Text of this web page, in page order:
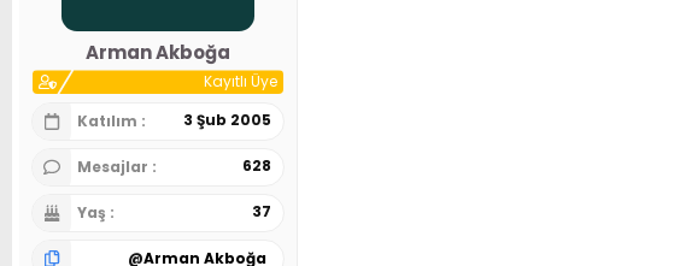
Arman Akboğa
Kayıtlı Üye
Katılım
3 Şub 2005
Mesajlar 628
Yaş 37
@Arman Akboğa